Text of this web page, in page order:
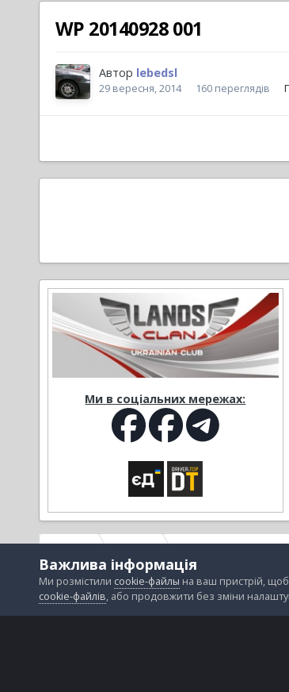
WP 20140928 001
Автор lebedsl
29 вересня, 2014 160 переглядів
Ми в соціальних мережах:
Важлива інформація
Ми розмістили cookie-файлы на ваш пристрій,
cookie-файлів, або продовжити без зміни